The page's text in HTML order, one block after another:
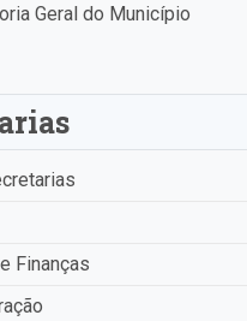
Geral do Município
Finanças